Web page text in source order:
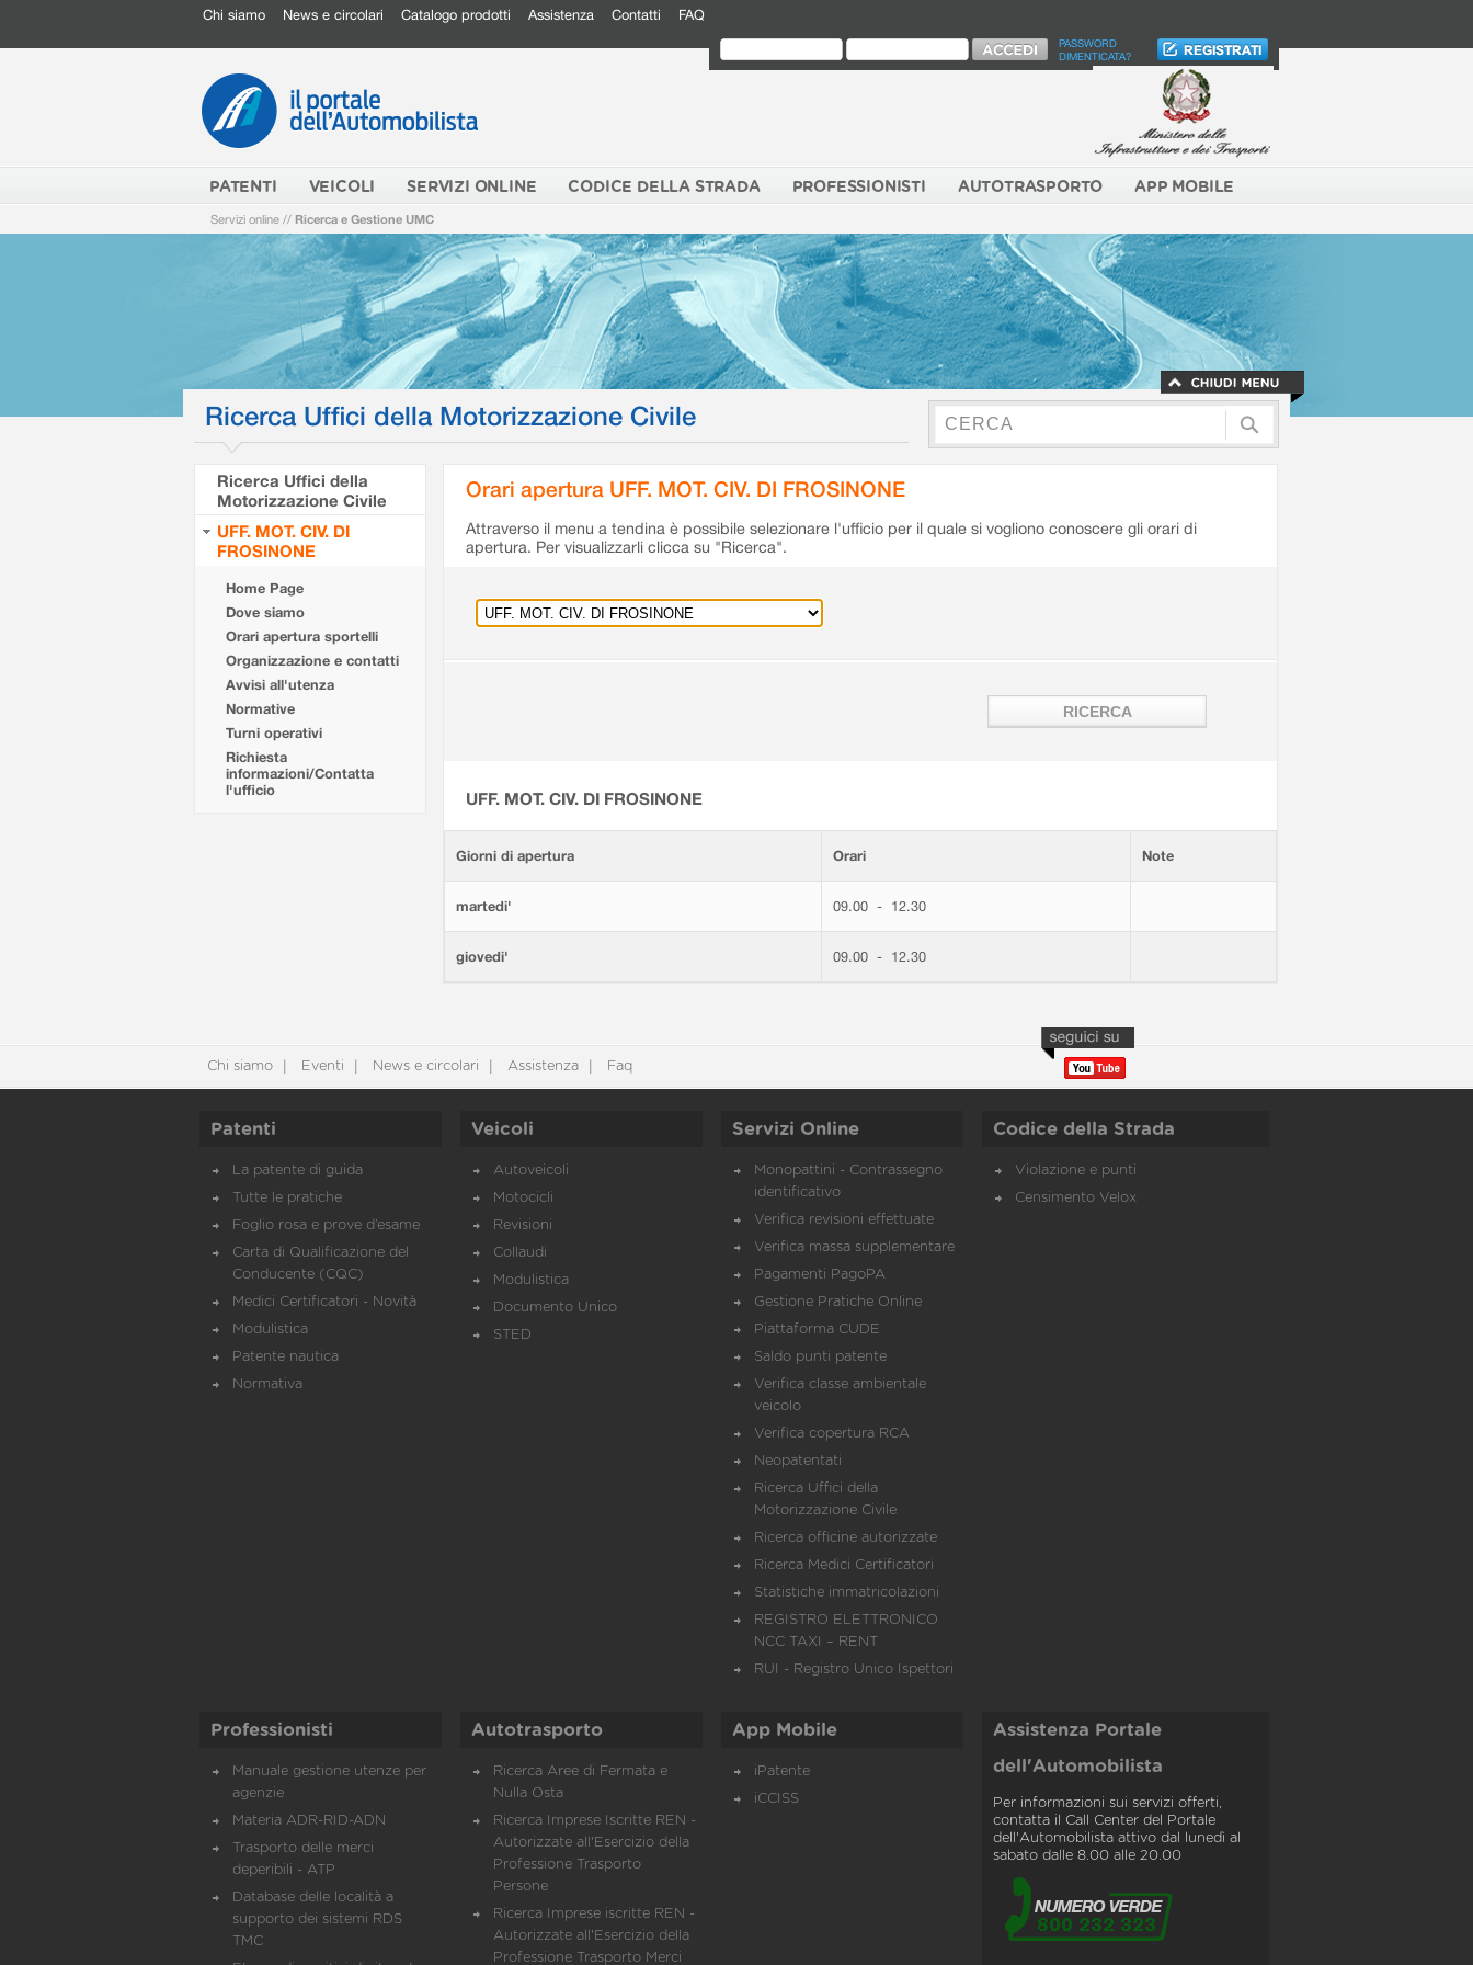
Chi siamo News e circolari Catalogo prodotti Assistenza Contatti FAQ
PASSWORD
DIMENTICATA?
PATENTI VEICOLI SERVIZI ONLINE CODICE DELLA STRADA PROFESSIONISTI AUTOTRASPORTO APP MOBILE
Servizi online // Ricerca e Gestione UMC
Ricerca Uffici della Motorizzazione Civile
Ricerca Uffici della
Motorizzazione Civile
UFF. MOT. CIV. DI
FROSINONE
Home Page
Dove siamo
Orari apertura sportelli
Organizzazione e contatti
Avvisi all'utenza
Normative
Turni operativi
Richiesta
informazioni/Contatta
l'ufficio
Orari apertura UFF. MOT. CIV. DI FROSINONE
Attraverso il menu a tendina è possibile selezionare l'ufficio per il quale si vogliono conoscere gli orari di
apertura. Per visualizzarli clicca su "Ricerca".
UFF. MOT. CIV. DI FROSINONE
Giorni di apertura Orari Note
martedi' 09.00 - 12.30
giovedi' 09.00 - 12.30
Chi siamo Eventi News e circolari Assistenza Faq
Patenti
La patente di guida
Tutte le pratiche
Foglio rosa e prove d’esame
Carta di Qualificazione del
Conducente (CQC)
Medici Certificatori - Novità
Modulistica
Patente nautica
Normativa
Veicoli
Autoveicoli
Motocicli
Revisioni
Collaudi
Modulistica
Documento Unico
STED
Servizi Online
Monopattini - Contrassegno
identificativo
Verifica revisioni effettuate
Verifica massa supplementare
Pagamenti PagoPA
Gestione Pratiche Online
Piattaforma CUDE
Saldo punti patente
Verifica classe ambientale
veicolo
Verifica copertura RCA
Neopatentati
Ricerca Uffici della
Motorizzazione Civile
Ricerca officine autorizzate
Ricerca Medici Certificatori
Statistiche immatricolazioni
REGISTRO ELETTRONICO
NCC TAXI – RENT
RUI - Registro Unico Ispettori
Codice della Strada
Violazione e punti
Censimento Velox
Professionisti
Manuale gestione utenze per
agenzie
Materia ADR-RID-ADN
Trasporto delle merci
deperibili - ATP
Database delle località a
supporto dei sistemi RDS
TMC
Autotrasporto
Ricerca Aree di Fermata e
Nulla Osta
Ricerca Imprese Iscritte REN -
Autorizzate all'Esercizio della
Professione Trasporto
Persone
Ricerca Imprese iscritte REN -
Autorizzate all'Esercizio della
Professione Trasporto Merci
App Mobile
iPatente
iCCISS
Assistenza Portale
dell'Automobilista
Per informazioni sui servizi offerti,
contatta il Call Center del Portale
dell'Automobilista attivo dal lunedì al
sabato dalle 8.00 alle 20.00